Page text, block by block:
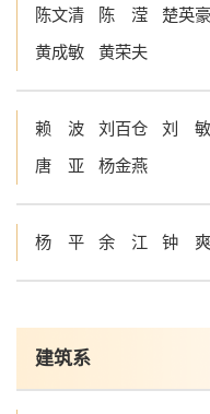
陈文清 陈 滢 楚英豪
黄成敏
黄荣夫
赖 波 刘百仓 刘 敏
唐 亚
杨金燕
杨 平 余 江 钟 爽
建筑系